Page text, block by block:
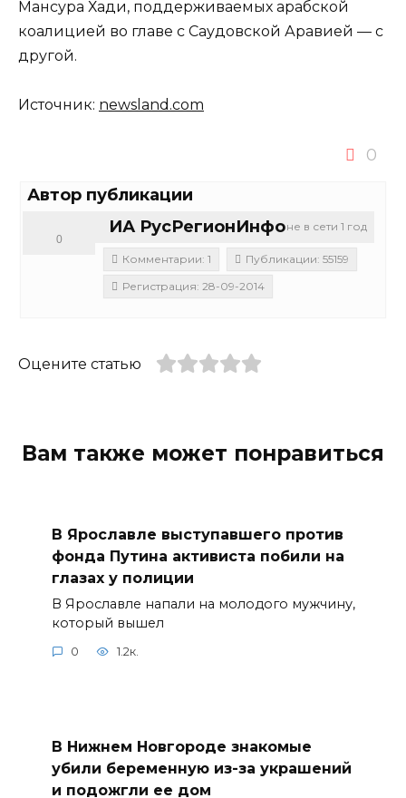
Мансура Хади, поддерживаемых арабской
коалицией во главе с Саудовской Аравией — с
другой.
Источник: newsland.com
0
Автор публикации
не в сети 1 год
ИА РусРегионИнфо
0
Комментарии: 1
Публикации: 55159
Регистрация: 28-09-2014
Оцените статью
Вам также может понравиться
В Ярославле выступавшего против
фонда Путина активиста побили на
глазах у полиции
В Ярославле напали на молодого мужчину,
который вышел
0 1.2к.
В Нижнем Новгороде знакомые
убили беременную из-за украшений
и подожгли ее дом